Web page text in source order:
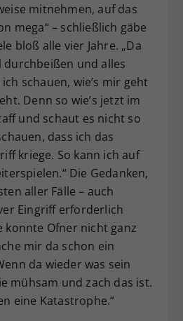
mitnehmen, auf das
mega“ – schließlich gäbe
bloß alle vier Jahre. „Da
und alles
schauen, wie’s mir geht
Denn so wie’s jetzt im
und schaut es nicht so
dass ich das
kriege. So kann ich auf
Die Gedanken,
aller Fälle – auch
Eingriff erforderlich
konnte Ofner nicht ganz
mir da schon ein
da wieder was sein
mühsam und zach das ist.
eine Katastrophe.“